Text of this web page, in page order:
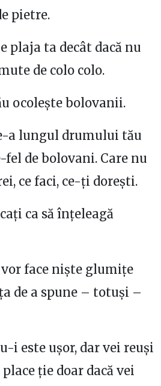
pietre.
plaja ta decât dacă nu
de colo colo.
ocolește bolovanii.
a lungul drumului tău
de bolovani. Care nu
ce faci, ce-ți dorești.
ca să înțeleagă
face niște glumițe
de a spune – totuși –
i este ușor, dar vei reuși
ție doar dacă vei